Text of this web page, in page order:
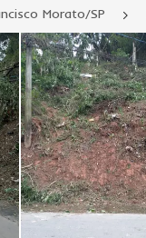
Morato/SP